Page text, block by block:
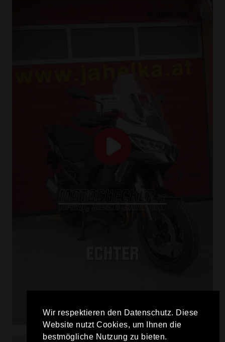
Wir respektieren den Datenschutz. Diese
Website nutzt Cookies, um Ihnen die
bestmögliche Nutzung zu bieten.